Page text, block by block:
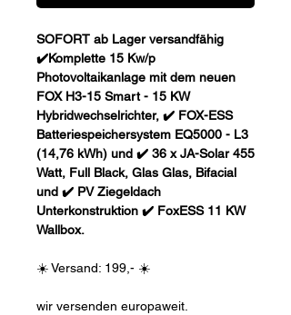
SOFORT ab Lager versandfähig
✔️Komplette 15 Kw/p
Photovoltaikanlage mit dem neuen
FOX H3-15 Smart - 15 KW
Hybridwechselrichter, ✔️ FOX-ESS
Batteriespeichersystem EQ5000 - L3
(14,76 kWh) und ✔️ 36 x JA-Solar 455
Watt, Full Black, Glas Glas, Bifacial
und ✔️ PV Ziegeldach
Unterkonstruktion ✔️ FoxESS 11 KW
Wallbox.
☀️ Versand: 199,- ☀️
wir versenden europaweit.